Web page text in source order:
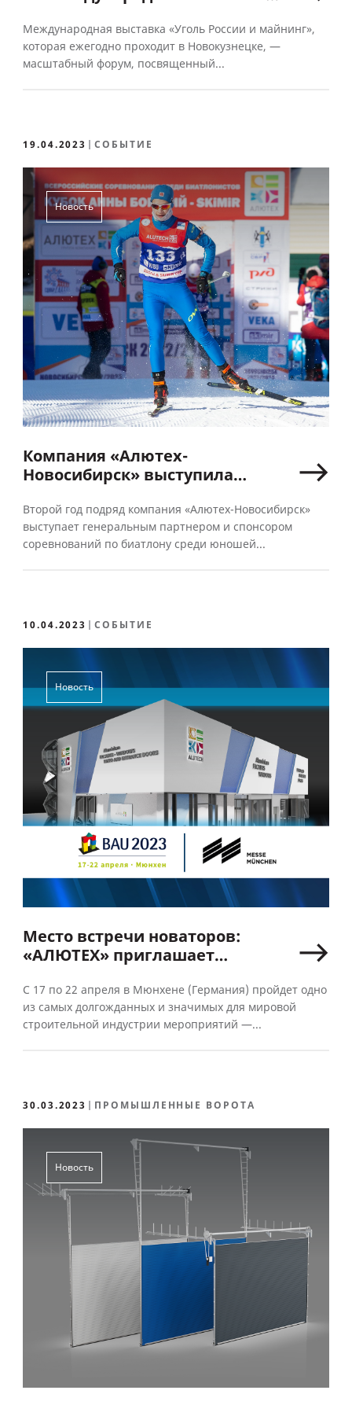
Международная выставка «Уголь России и майнинг»,
которая ежегодно проходит в Новокузнецке, —
масштабный форум, посвященный...
19.04.2023 СОБЫТИЕ
Новость
Компания «Алютех-
Новосибирск» выступила
соревнований по биатлону
Второй год подряд компания «Алютех-Новосибирск»
выступает генеральным партнером и спонсором
соревнований по биатлону среди юношей...
10.04.2023 СОБЫТИЕ
Новость
Место встречи новаторов:
«АЛЮТЕХ» приглашает
в Мюнхене
С 17 по 22 апреля в Мюнхене (Германия) пройдет одно
из самых долгожданных и значимых для мировой
строительной индустрии мероприятий —...
30.03.2023 ПРОМЫШЛЕННЫЕ ВОРОТА
Новость